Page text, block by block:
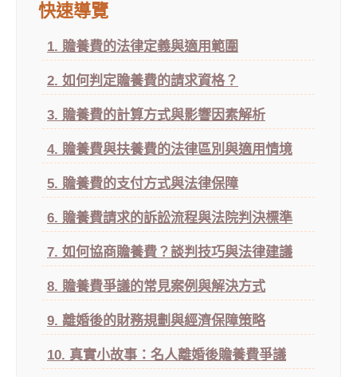
快速導覽
1. 贍養費的法律定義與適用範圍
2. 如何判定贍養費的請求資格？
3. 贍養費的計算方式與影響因素解析
4. 贍養費與扶養費的法律區別與適用情境
5. 贍養費的支付方式與法律保障
6. 贍養費請求的訴訟流程與法院判決標準
7. 如何協商贍養費？談判技巧與法律建議
8. 贍養費爭議的常見案例與解決方式
9. 離婚後的財務規劃與經濟保障策略
10. 真實小故事：名人離婚後贍養費爭議